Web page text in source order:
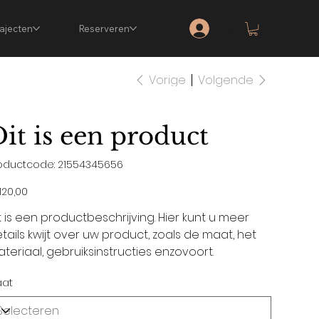
Reserveren Inloggen
Vorige Volgende
is een product
Productcode
21554345656
21554345656
is een productbeschrijving. Hier kunt u meer
kwijt over uw product, zoals de maat, het
gebruiksinstructies enzovoort.